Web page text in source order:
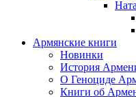
Армянские книги
Новинки
История
О Геноциде
Книги об